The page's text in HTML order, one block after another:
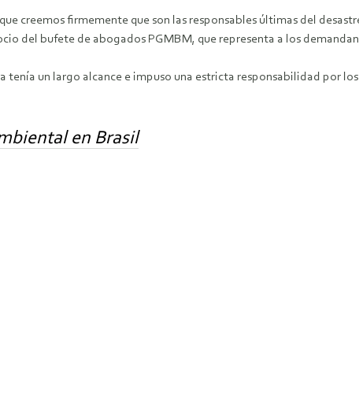
creemos firmemente que son las responsables últimas del
del bufete de abogados PGMBM, que representa a los
un largo alcance e impuso una estricta responsabilidad por
en Brasil